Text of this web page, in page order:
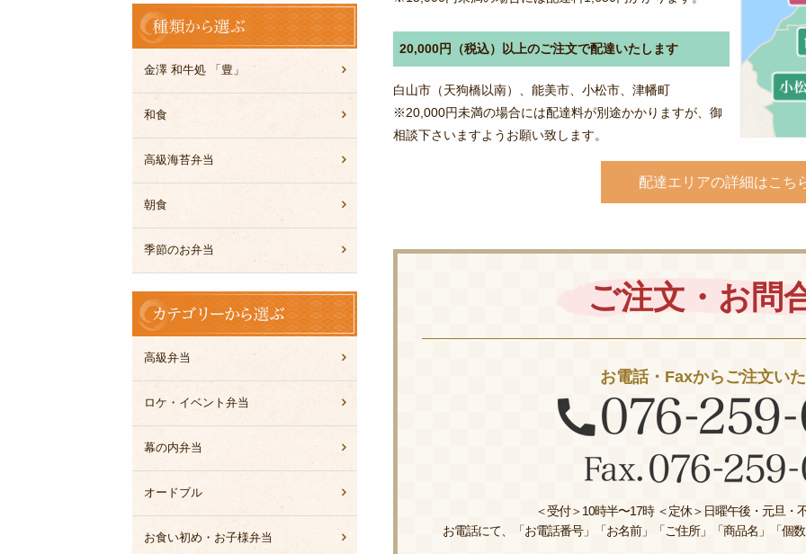
20,000円（税込）以上のご注文で配達いたします
白山市（天狗橋以南）、能美市、小松市、津幡町
※20,000円未満の場合には配達料が別途かかりますが、御
相談下さいますようお願い致します。
配達エリアの詳細はこち
ご注文・お問
お電話・Faxからご注文い
＜受付＞10時半〜17時 ＜定休＞日曜午後・元旦・
お電話にて、「お電話番号」「お名前」「ご住所」「商品名」「個
種
類
か
ら
ぶ
金澤 和牛処 「豊」
和食
高級海苔弁当
朝食
季節のお弁当
カ
テ
ゴ
リ
か
選
ぶ
高級弁当
ロケ・イベント弁当
幕の内弁当
オードブル
お食い初め・お子様弁当